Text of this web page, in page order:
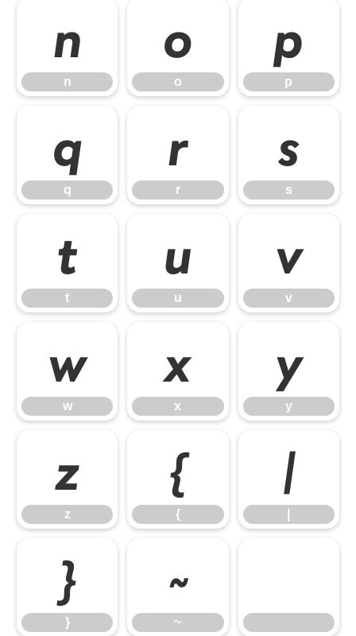
n
n
o
o
p
p
q
q
r
r
s
s
t
t
u
u
v
v
w
w
x
x
y
y
z
z
{
{
|
}
}
~
~